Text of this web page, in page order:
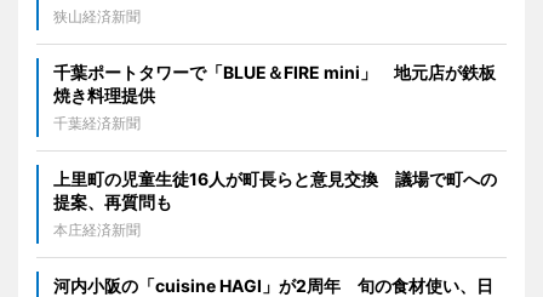
狭山経済新聞
千葉ポートタワーで「BLUE＆FIRE mini」 地元店が鉄板
焼き料理提供
千葉経済新聞
上里町の児童生徒16人が町長らと意見交換 議場で町への
提案、再質問も
本庄経済新聞
河内小阪の「cuisine HAGI」が2周年 旬の食材使い、日